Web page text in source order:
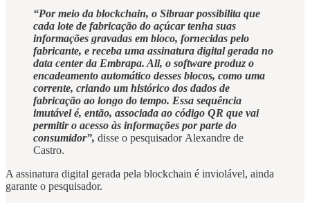
“Por meio da blockchain, o Sibraar possibilita que
cada lote de fabricação do açúcar tenha suas
informações gravadas em bloco, fornecidas pelo
fabricante, e receba uma assinatura digital gerada no
data center da Embrapa. Ali, o software produz o
encadeamento automático desses blocos, como uma
corrente, criando um histórico dos dados de
fabricação ao longo do tempo. Essa sequência
imutável é, então, associada ao código QR que vai
permitir o acesso às informações por parte do
consumidor”, disse o pesquisador Alexandre de
Castro.
A assinatura digital gerada pela blockchain é inviolável, ainda
garante o pesquisador.